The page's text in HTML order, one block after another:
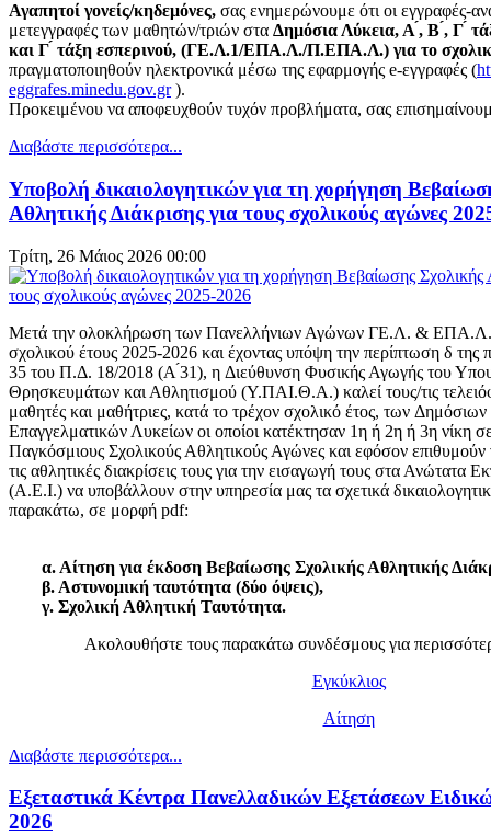
Αγαπητοί γονείς/κηδεμόνες, σας ενημερώνουμε ότι οι εγγραφές-
μετεγγραφές των μαθητών/τριών στα Δημόσια Λύκεια, Α ́, Β ́, Γ
και Γ ́ τάξη εσπερινού, (ΓΕ.Λ.1/ΕΠΑ.Λ./Π.ΕΠΑ.Λ.) για το
πραγματοποιηθούν ηλεκτρονικά μέσω της εφαρμογής e-εγγραφές (
eggrafes.minedu.gov.gr).
Προκειμένου να αποφευχθούν τυχόν προβλήματα, σας
Διαβάστε περισσότερα...
Υποβολή δικαιολογητικών για τη χορήγηση
Αθλητικής Διάκρισης για τους σχολικούς αγώνες
Τρίτη, 26 Μάιος 2026 00:00
Μετά την ολοκλήρωση των Πανελλήνιων Αγώνων ΓΕ.Λ. &
σχολικού έτους 2025-2026 και έχοντας υπόψη την περίπτωση δ
35 του Π.Δ. 18/2018 (Α ́31), η Διεύθυνση Φυσικής Αγωγής του
Θρησκευμάτων και Αθλητισμού (Υ.ΠΑΙ.Θ.Α.) καλεί τους/τις
μαθητές και μαθήτριες, κατά το τρέχον σχολικό έτος, των Δημόσιων
Επαγγελματικών Λυκείων οι οποίοι κατέκτησαν 1η ή 2η ή 3η νίκη
Παγκόσμιους Σχολικούς Αθλητικούς Αγώνες και εφόσον επιθυμούν
τις αθλητικές διακρίσεις τους για την εισαγωγή τους στα Ανώτατα
(Α.Ε.Ι.) να υποβάλλουν στην υπηρεσία μας τα σχετικά
παρακάτω, σε μορφή pdf:
α. Αίτηση για έκδοση Βεβαίωσης Σχολικής Αθλητικής
β. Αστυνομική ταυτότητα (δύο όψεις),
γ. Σχολική Αθλητική Ταυτότητα.
Ακολουθήστε τους παρακάτω συνδέσμους για
Εγκύκλιος
Αίτηση
Διαβάστε περισσότερα...
Εξεταστικά Κέντρα Πανελλαδικών Εξετάσεων
2026